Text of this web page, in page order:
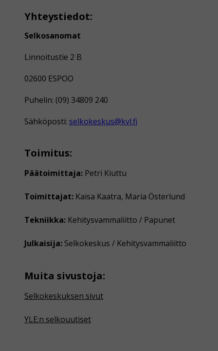
Yhteystiedot:
Selkosanomat
Linnoitustie 2 B
02600 ESPOO
Puhelin: (09) 34809 240
Sähköposti: selkokeskus@kvl.fi
Toimitus:
Päätoimittaja: Petri Kiuttu
Toimittajat: Kaisa Kaatra, Maria Österlund
Tekniikka: Kehitysvammaliitto / Papunet
Julkaisija: Selkokeskus / Kehitysvammaliitto
Muita sivustoja:
Selkokeskuksen sivut
YLE:n selkouutiset